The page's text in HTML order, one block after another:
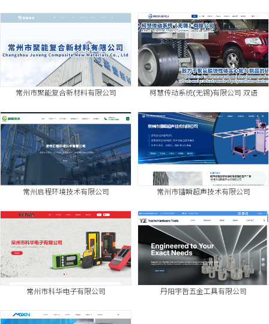
常州市聚能复合新材料有限公司 柯慧传动系统(无锡)有限公司 双语
常州启程环境技术有限公司 常州市镭瞬超声技术有限公司
常州市科华电子有限公司 丹阳宇哲五金工具有限公司